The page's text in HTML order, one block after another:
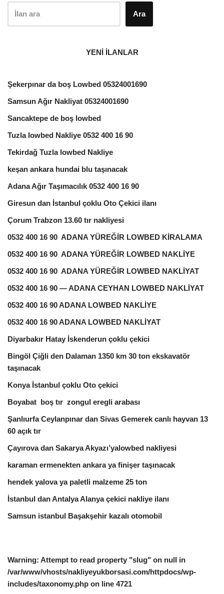
Ara
YENİ İLANLAR
Şekerpınar da boş Lowbed 05324001690
Samsun Ağır Nakliyat 05324001690
Sancaktepe de boş lowbed
Tuzla lowbed Nakliye 0532 400 16 90
Tekirdağ Tuzla lowbed Nakliye
keşan ankara hundai blu taşınacak
Adana Ağır Taşımacılık 0532 400 16 90
Giresun dan İstanbul çoklu Oto Çekici ilanı
Çorum Trabzon 13.60 tır nakliyesi
0532 400 16 90 ADANA YÜREĞİR LOWBED KİRALAMA
0532 400 16 90 ADANA YÜREĞİR LOWBED NAKLİYE
0532 400 16 90 ADANA YÜREĞİR LOWBED NAKLİYAT
0532 400 16 90 — ADANA CEYHAN LOWBED NAKLİYAT
0532 400 16 90 ADANA LOWBED NAKLİYE
0532 400 16 90 ADANA LOWBED NAKLİYAT
Diyarbakır Hatay İskenderun çoklu çekici
Bingöl Çiğli den Dalaman 1350 km 30 ton ekskavatör
taşınacak
Konya İstanbul çoklu Oto çekici
Boyabat boş tır zongul eregli arabası
Şanlıurfa Ceylanpınar dan Sivas Gemerek canlı hayvan 13
60 açık tır
Çayırova dan Sakarya Akyazı’yalowbed nakliyesi
karaman ermenekten ankara ya finişer taşınacak
hendek yalova ya paletli malzeme 25 ton
İstanbul dan Antalya Alanya çekici nakliye ilanı
Samsun istanbul Başakşehir kazalı otomobil
Warning: Attempt to read property "slug" on null in
/var/www/vhosts/nakliyeyukborsasi.com/httpdocs/wp-
includes/taxonomy.php on line 4721